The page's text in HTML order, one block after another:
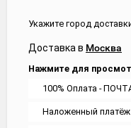
Укажите город
Доставка в Москва
Нажмите для
100% Оплата -
Наложенный